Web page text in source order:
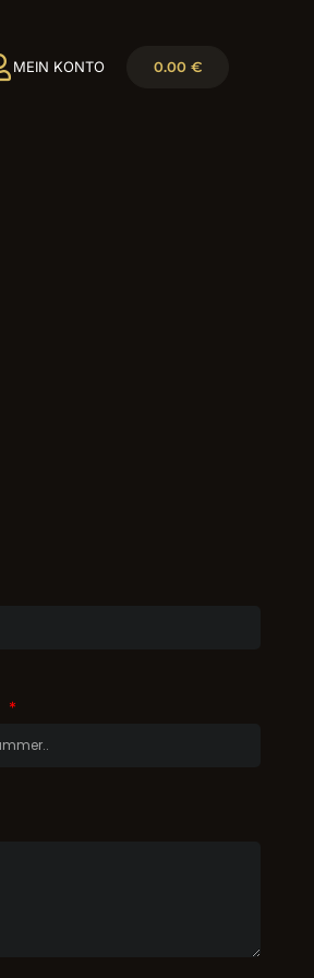
MEIN KONTO 0.00 €